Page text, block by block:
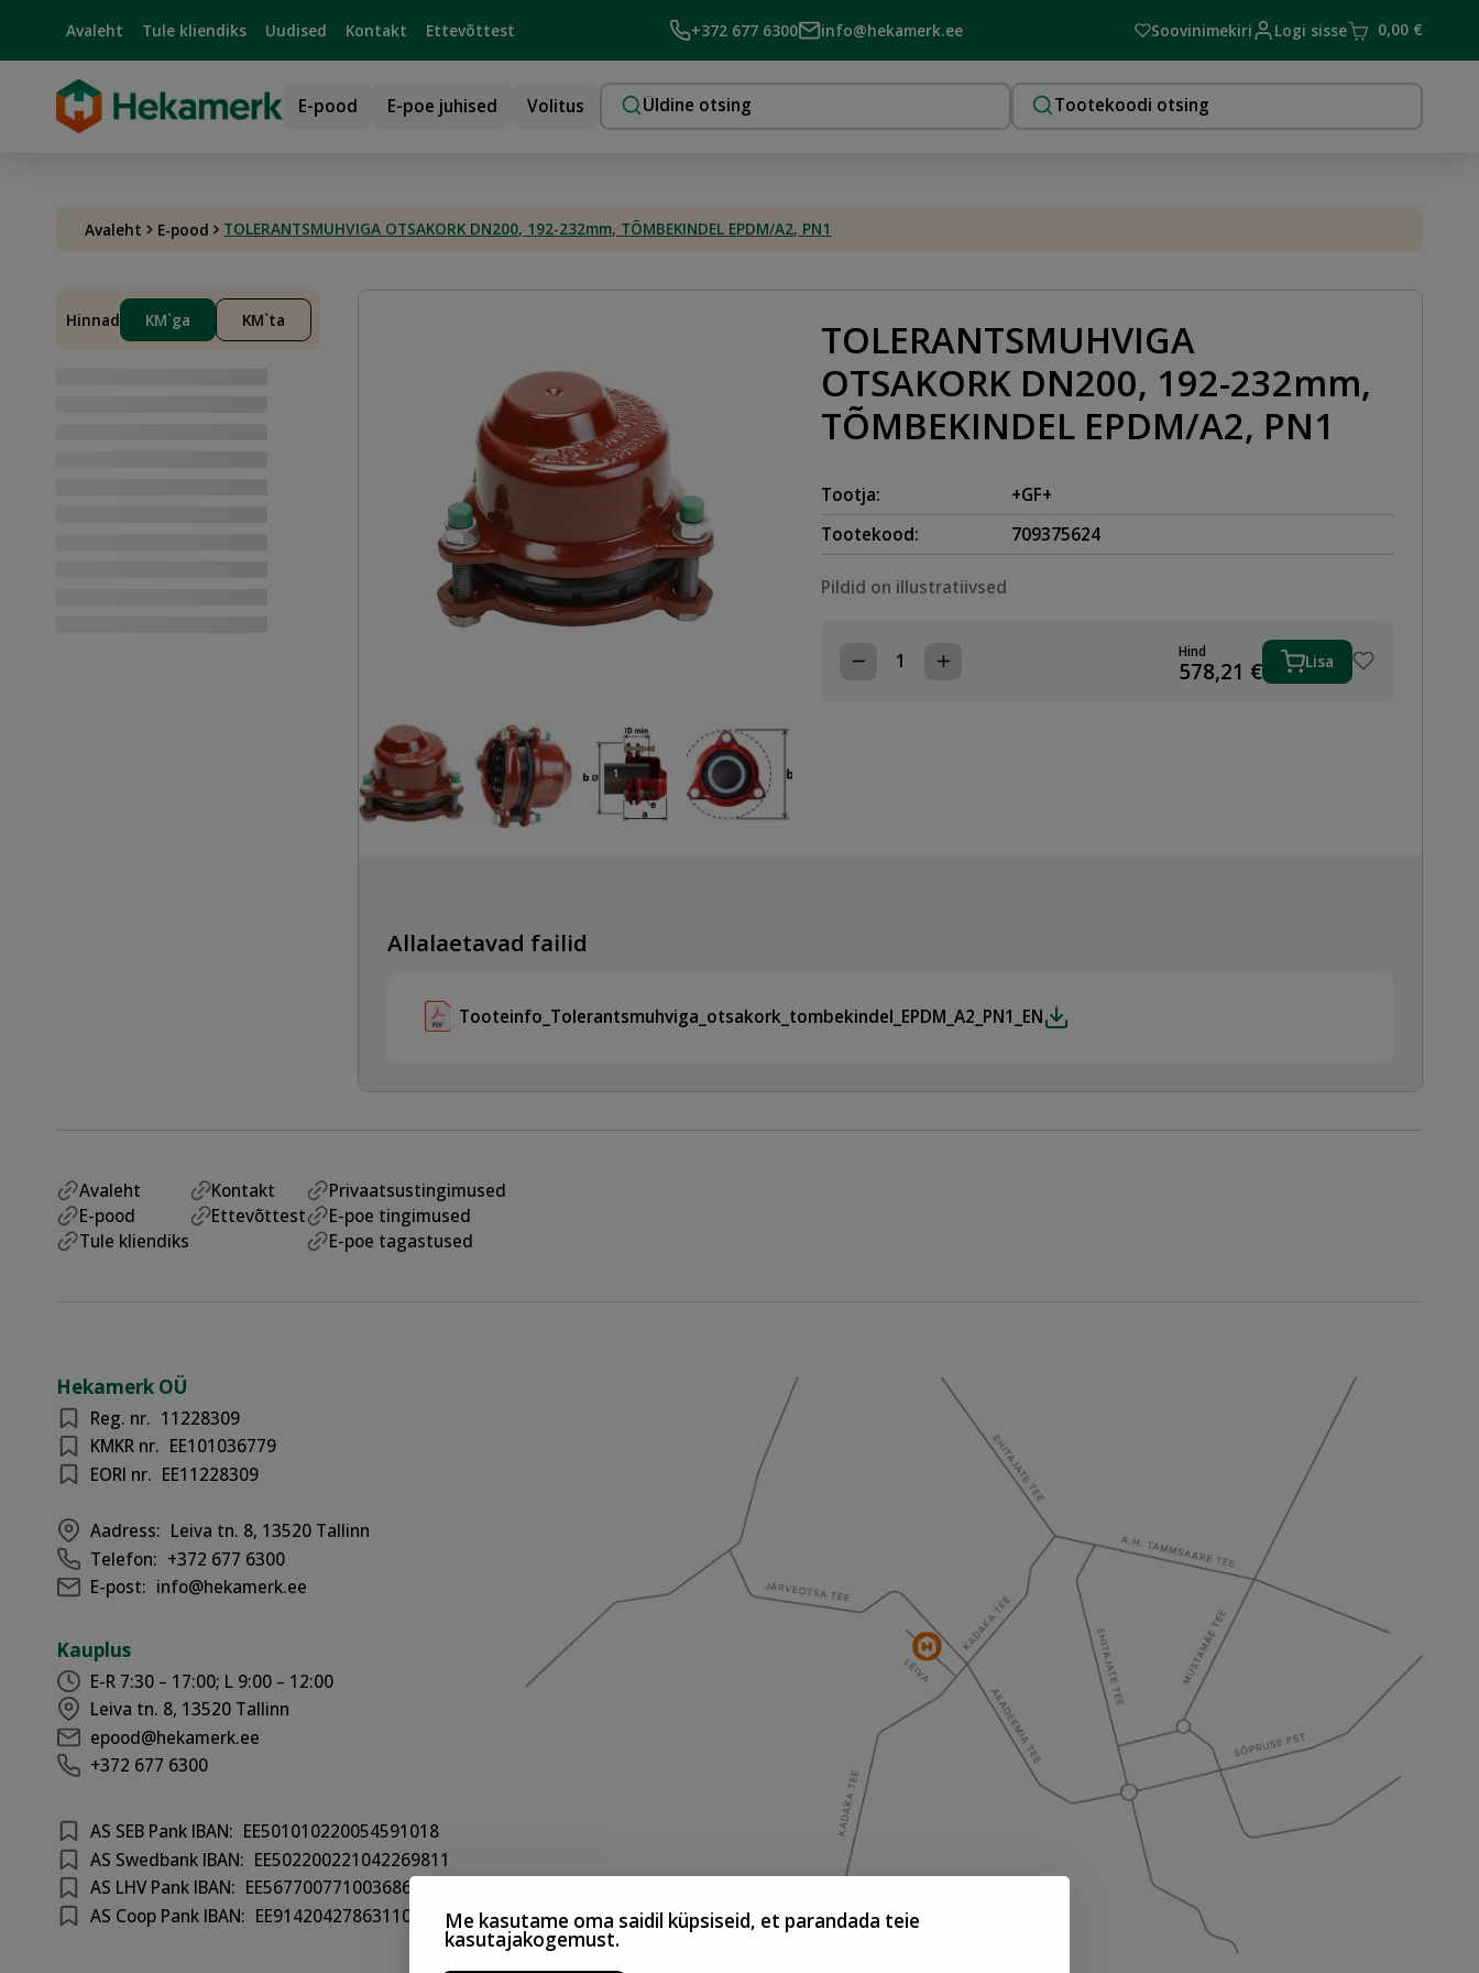
Me kasutame oma saidil küpsiseid, et parandada teie
kasutajakogemust.
Avaleht Tule kliendiks Uudised Kontakt Ettevõttest +372 677 6300 info@hekamerk.ee Soovinimekiri Logi sisse 0,00 €
E-pood E-poe juhised Volitus
Avaleht E-pood TOLERANTSMUHVIGA OTSAKORK DN200, 192-232mm, TÕMBEKINDEL EPDM/A2, PN1
Hinnad KM`ga KM`ta
TOLERANTSMUHVIGA
OTSAKORK DN200, 192-232mm,
TÕMBEKINDEL EPDM/A2, PN1
Tootja:
+GF+
Tootekood:
709375624
Pildid on illustratiivsed
TOLERANTSMUHVIGA
Hind
578,21 € Lisa
Allalaetavad failid
Tooteinfo_Tolerantsmuhviga_otsakork_tombekindel_EPDM_A2_PN1_EN
Avaleht
E-pood
Tule kliendiks
Kontakt
Ettevõttest
Privaatsustingimused
E-poe tingimused
E-poe tagastused
Hekamerk OÜ
Reg. nr. 11228309
KMKR nr. EE101036779
EORI nr. EE11228309
Aadress: Leiva tn. 8, 13520 Tallinn
Telefon: +372 677 6300
E-post: info@hekamerk.ee
Kauplus
E-R 7:30 – 17:00; L 9:00 – 12:00
Leiva tn. 8, 13520 Tallinn
epood@hekamerk.ee
+372 677 6300
AS SEB Pank IBAN: EE501010220054591018
AS Swedbank IBAN: EE502200221042269811
AS LHV Pank IBAN: EE567700771003686417
AS Coop Pank IBAN: EE914204278631100301